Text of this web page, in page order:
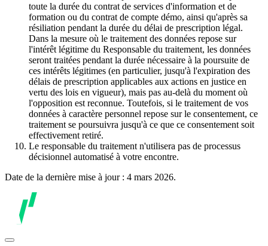
toute la durée du contrat de services d'information et de
formation ou du contrat de compte démo, ainsi qu'après sa
résiliation pendant la durée du délai de prescription légal.
Dans la mesure où le traitement des données repose sur
l'intérêt légitime du Responsable du traitement, les données
seront traitées pendant la durée nécessaire à la poursuite de
ces intérêts légitimes (en particulier, jusqu'à l'expiration des
délais de prescription applicables aux actions en justice en
vertu des lois en vigueur), mais pas au-delà du moment où
l'opposition est reconnue. Toutefois, si le traitement de vos
données à caractère personnel repose sur le consentement, ce
traitement se poursuivra jusqu'à ce que ce consentement soit
effectivement retiré.
Le responsable du traitement n'utilisera pas de processus
décisionnel automatisé à votre encontre.
Date de la dernière mise à jour : 4 mars 2026.